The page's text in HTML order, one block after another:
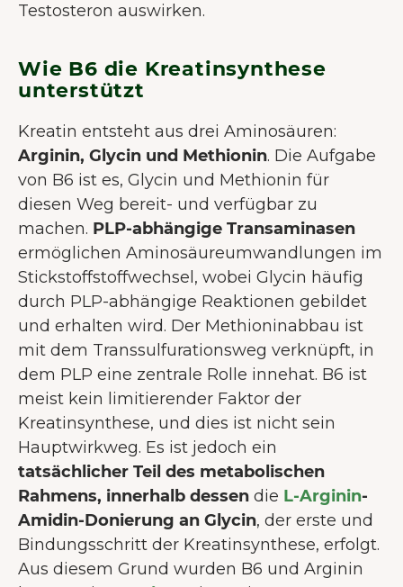
Testosteron auswirken.
Wie B6 die Kreatinsynthese
unterstützt
Kreatin entsteht aus drei Aminosäuren:
Arginin, Glycin und Methionin. Die Aufgabe
von B6 ist es, Glycin und Methionin für
diesen Weg bereit- und verfügbar zu
machen. PLP-abhängige Transaminasen
ermöglichen Aminosäureumwandlungen im
Stickstoffstoffwechsel, wobei Glycin häufig
durch PLP-abhängige Reaktionen gebildet
und erhalten wird. Der Methioninabbau ist
mit dem Transsulfurationsweg verknüpft, in
dem PLP eine zentrale Rolle innehat. B6 ist
meist kein limitierender Faktor der
Kreatinsynthese, und dies ist nicht sein
Hauptwirkweg. Es ist jedoch ein
tatsächlicher Teil des metabolischen
Rahmens, innerhalb dessen die L-Arginin-
Amidin-Donierung an Glycin, der erste und
Bindungsschritt der Kreatinsynthese, erfolgt.
Aus diesem Grund wurden B6 und Arginin